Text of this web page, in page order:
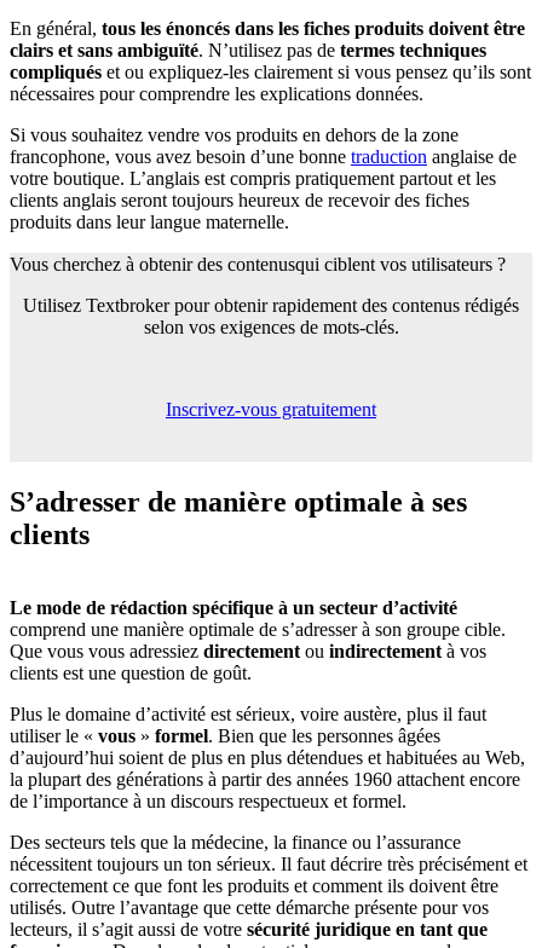
En général, tous les énoncés dans les fiches produits doivent être
clairs et sans ambiguïté. N’utilisez pas de termes techniques
compliqués et ou expliquez-les clairement si vous pensez qu’ils sont
nécessaires pour comprendre les explications données.
Si vous souhaitez vendre vos produits en dehors de la zone
francophone, vous avez besoin d’une bonne traduction anglaise de
votre boutique. L’anglais est compris pratiquement partout et les
clients anglais seront toujours heureux de recevoir des fiches
produits dans leur langue maternelle.
Vous cherchez à obtenir des contenusqui ciblent vos utilisateurs ?
Utilisez Textbroker pour obtenir rapidement des contenus rédigés
selon vos exigences de mots-clés.
Inscrivez-vous gratuitement
S’adresser de manière optimale à ses
clients
Le mode de rédaction spécifique à un secteur d’activité
comprend une manière optimale de s’adresser à son groupe cible.
Que vous vous adressiez directement ou indirectement à vos
clients est une question de goût.
Plus le domaine d’activité est sérieux, voire austère, plus il faut
utiliser le « vous » formel. Bien que les personnes âgées
d’aujourd’hui soient de plus en plus détendues et habituées au Web,
la plupart des générations à partir des années 1960 attachent encore
de l’importance à un discours respectueux et formel.
Des secteurs tels que la médecine, la finance ou l’assurance
nécessitent toujours un ton sérieux. Il faut décrire très précisément et
correctement ce que font les produits et comment ils doivent être
utilisés. Outre l’avantage que cette démarche présente pour vos
lecteurs, il s’agit aussi de votre sécurité juridique en tant que